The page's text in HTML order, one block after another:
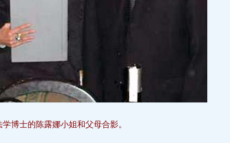
学博士的陈露娜小姐和父母合影。